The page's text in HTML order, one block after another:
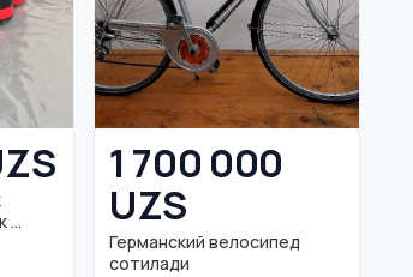
...
1 700 000
UZS
Германский велосипед
сотилади